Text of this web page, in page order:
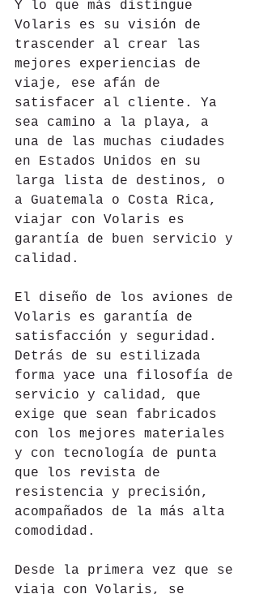
Y lo que más distingue
Volaris es su visión de
trascender al crear las
mejores experiencias de
viaje, ese afán de
satisfacer al cliente. Ya
sea camino a la playa, a
una de las muchas ciudades
en Estados Unidos en su
larga lista de destinos, o
a Guatemala o Costa Rica,
viajar con Volaris es
garantía de buen servicio y
calidad.
El diseño de los aviones de
Volaris es garantía de
satisfacción y seguridad.
Detrás de su estilizada
forma yace una filosofía de
servicio y calidad, que
exige que sean fabricados
con los mejores materiales
y con tecnología de punta
que los revista de
resistencia y precisión,
acompañados de la más alta
comodidad.
Desde la primera vez que se
viaja con Volaris, se